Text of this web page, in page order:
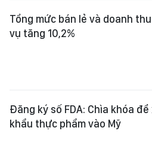
Tổng mức bán lẻ và doanh
vụ tăng 10,2%
Đăng ký số FDA: Chìa khóa
khẩu thực phẩm vào Mỹ